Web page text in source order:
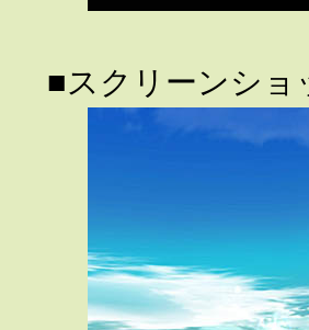
■スクリーンショ